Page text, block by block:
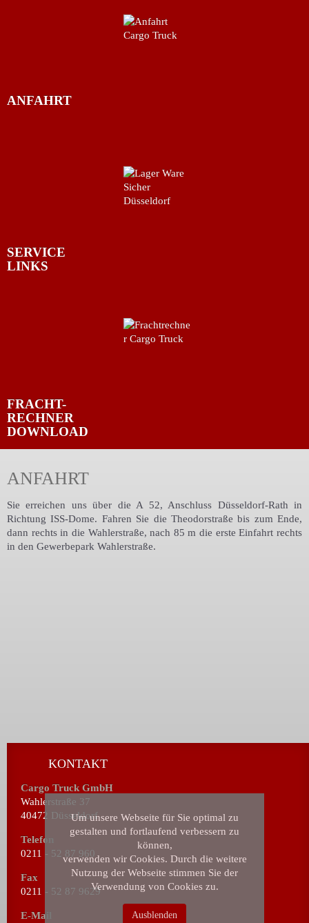
ANFAHRT
SERVICE
LINKS
FRACHT-
RECHNER
DOWNLOAD
ANFAHRT
Sie erreichen uns über die A 52, Anschluss Düsseldorf-Rath in
Richtung ISS-Dome. Fahren Sie die Theodorstraße bis zum Ende,
dann rechts in die Wahlerstraße, nach 85 m die erste Einfahrt rechts
in den Gewerbepark Wahlerstraße.
KONTAKT
Cargo Truck GmbH
Wahlerstraße 37
40472 Düsseldorf
Telefon
0211 - 52 87 960
Fax
0211 - 52 87 9629
E-Mail
Um unsere Webseite für Sie optimal zu
gestalten und fortlaufend verbessern zu
können,
verwenden wir Cookies. Durch die weitere
Nutzung der Webseite stimmen Sie der
Verwendung von Cookies zu.
Ausblenden